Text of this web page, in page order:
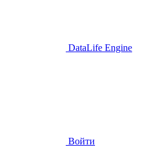
DataLife Engine
Войти